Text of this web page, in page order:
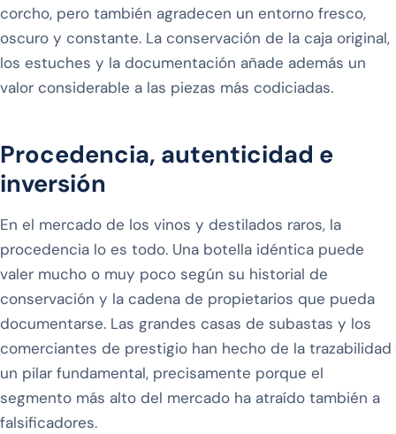
corcho, pero también agradecen un entorno fresco,
oscuro y constante. La conservación de la caja original,
los estuches y la documentación añade además un
valor considerable a las piezas más codiciadas.
Procedencia, autenticidad e
inversión
En el mercado de los vinos y destilados raros, la
procedencia lo es todo. Una botella idéntica puede
valer mucho o muy poco según su historial de
conservación y la cadena de propietarios que pueda
documentarse. Las grandes casas de subastas y los
comerciantes de prestigio han hecho de la trazabilidad
un pilar fundamental, precisamente porque el
segmento más alto del mercado ha atraído también a
falsificadores.